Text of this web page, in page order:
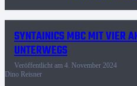
SYNTAINICS MBC MIT VIER
UNTERWEGS
Veröffentlicht am 4. November 2024
Dino Reisner